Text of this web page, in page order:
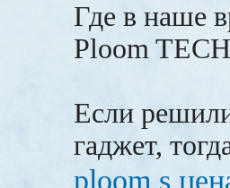
Где в наше
Ploom
Если
гаджет,
ploom s